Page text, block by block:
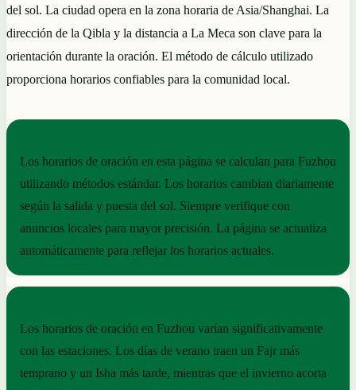
del sol. La ciudad opera en la zona horaria de Asia/Shanghai. La
dirección de la Qibla y la distancia a La Meca son clave para la
orientación durante la oración. El método de cálculo utilizado
proporciona horarios confiables para la comunidad local.
Los horarios de oración en esta página se calculan para Fuzhou
utilizando métodos estándar. Los horarios cambian diariamente
según la salida y puesta del sol. Siempre verifique con
anuncios locales para mayor precisión. La página se actualiza
automáticamente para reflejar los horarios actuales.
Los horarios de oración en Fuzhou varían significativamente
con las estaciones. Los días de verano traen un Fajr más
temprano y un Isha más tarde, mientras que el invierno acorta